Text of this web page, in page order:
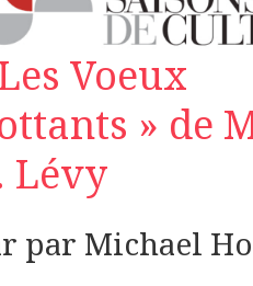
Voeux
» de
Lévy
par Michael